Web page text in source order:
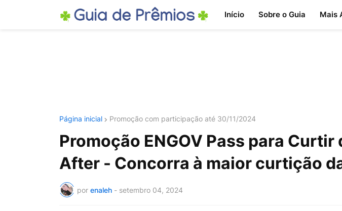
Início Sobre o Guia Mais
Página inicial Promoção com participação até 30/11/2024
Promoção ENGOV Pass para Curtir
After - Concorra à maior curtição
por enaleh - setembro 04, 2024